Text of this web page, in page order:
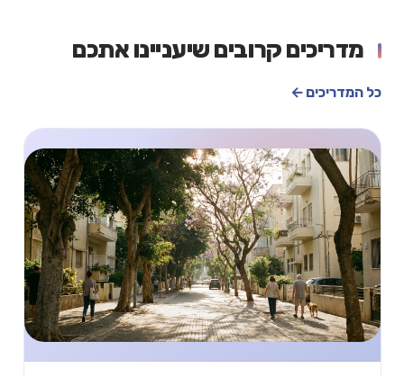
מדריכים קרובים שיעניינו אתכם
כל המדריכים ←